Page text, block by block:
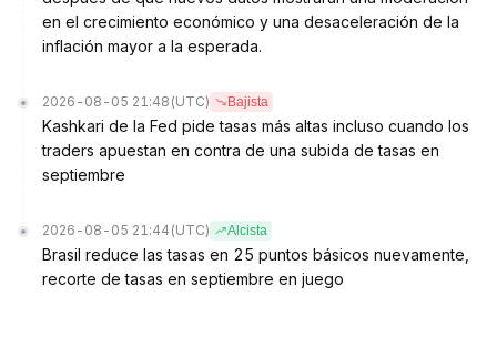
en el crecimiento económico y una desaceleración de la
inflación mayor a la esperada.
2026-08-05 21:48 (UTC) Bajista
Kashkari de la Fed pide tasas más altas incluso cuando los
traders apuestan en contra de una subida de tasas en
septiembre
2026-08-05 21:44 (UTC) Alcista
Brasil reduce las tasas en 25 puntos básicos nuevamente,
recorte de tasas en septiembre en juego